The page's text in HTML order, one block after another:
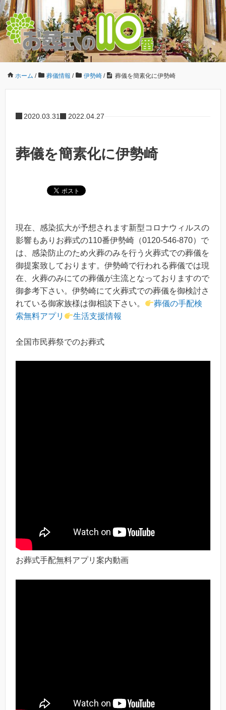
ホーム / 葬儀情報 / 伊勢崎 / 葬儀を簡素化に伊勢崎
2020.03.31 2022.04.27
葬儀を簡素化に伊勢崎
現在、感染拡大が予想されます新型コロナウィルスの
影響もありお葬式の110番伊勢崎（0120-546-870）で
は、感染防止のため火葬のみを行う火葬式での葬儀を
御提案致しております。伊勢崎で行われる葬儀では現
在、火葬のみにての葬儀が主流となっておりますので
御参考下さい。伊勢崎にて火葬式での葬儀を御検討さ
れている御家族様は御相談下さい。
葬儀の手配検
索無料アプリ
生活支援情報
全国市民葬祭でのお葬式
お葬式手配無料アプリ案内動画